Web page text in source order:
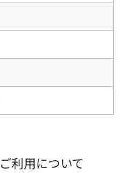
利用について